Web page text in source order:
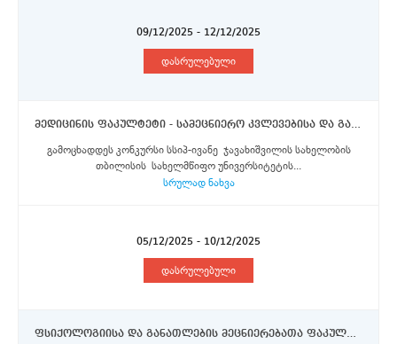
09/12/2025 - 12/12/2025
დასრულებული
მედიცინის ფაკულტეტი - სამეცნიერო კვლევებისა და განვითარების სამსახურის წამყვანი სპეციალისტი (შტატგარეშე)
გამოცხადდეს კონკურსი სსიპ-ივანე ჯავახიშვილის სახელობის
თბილისის სახელმწიფო უნივერსიტეტის...
სრულად ნახვა
05/12/2025 - 10/12/2025
დასრულებული
ფსიქოლოგიისა და განათლების მეცნიერებათა ფაკულტეტი - ასოცირებული პროფესორი